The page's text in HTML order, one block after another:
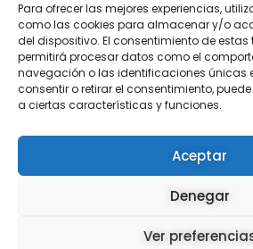
Para ofrecer las mejores experiencias,
como las cookies para almacenar y/o
del dispositivo. El consentimiento de
permitirá procesar datos como el
navegación o las identificaciones únicas
consentir o retirar el consentimiento,
a ciertas características y funciones.
Aceptar
Denegar
Ver
Envíos
Cambios &